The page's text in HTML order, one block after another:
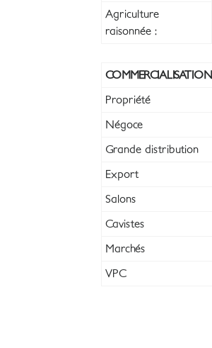
Agriculture
raisonnée :
COMMERCIALISATION
Propriété
Négoce
Grande distribution
Export
Salons
Cavistes
Marchés
VPC